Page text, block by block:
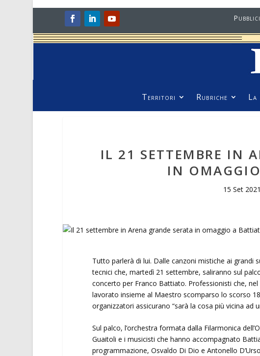
Territori Rubriche
IL 21 SETTEMBRE IN
IN
15 Set 2021
Tutto parlerà di lui. Dalle canzoni mistiche ai grandi
tecnici che, martedì 21 settembre, saliranno sul
concerto per Franco Battiato. Professionisti che,
lavorato insieme al Maestro scomparso lo scorso
organizzatori assicurano “sarà la cosa più vicina ad
Sul palco, l’orchestra formata dalla Filarmonica
Guaitoli e i musicisti che hanno accompagnato
programmazione, Osvaldo Di Dio e Antonello